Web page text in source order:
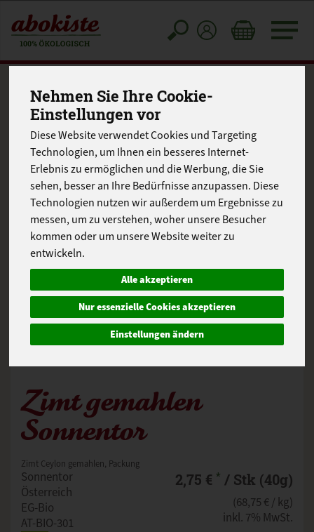
Nehmen Sie Ihre Cookie-
Einstellungen vor
Diese Website verwendet Cookies und Targeting
Technologien, um Ihnen ein besseres Internet-
Erlebnis zu ermöglichen und die Werbung, die Sie
sehen, besser an Ihre Bedürfnisse anzupassen. Diese
Technologien nutzen wir außerdem um Ergebnisse zu
messen, um zu verstehen, woher unsere Besucher
kommen oder um unsere Website weiter zu
entwickeln.
Alle akzeptieren
Nur essenzielle Cookies akzeptieren
Einstellungen ändern
Zimt gemahlen
Sonnentor
Zimt Ceylon gemahlen, Packung
Sonnentor
Österreich
EG-Bio
AT-BIO-301
2,75 € * / Stk (40g)
(68,75 € / kg)
inkl. 7% MwSt.
Toggle
cart